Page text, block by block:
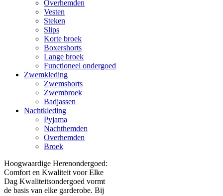
Overhemden
Vesten
Steken
Slips
Korte broek
Boxershorts
Lange broek
Functioneel ondergoed
Zwemkleding
Zwemshorts
Zwembroek
Badjassen
Nachtkleding
Pyjama
Nachthemden
Overhemden
Broek
Hoogwaardige Herenondergoed:
Comfort en Kwaliteit voor Elke
Dag Kwaliteitsondergoed vormt
de basis van elke garderobe. Bij